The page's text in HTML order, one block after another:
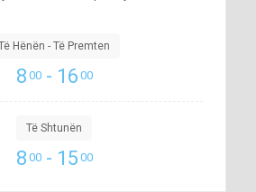
Hënën - Të Premten
8 00- 16 00
Të Shtunën
8 00- 15 00